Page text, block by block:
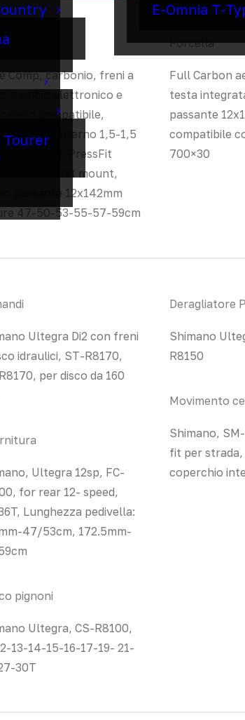
E-Omnia T-
Comp, carbonio, freni a
cambio elettronico e
compatibile,
cavi interno 1,5-1,5
sterzo, BB-PressFit
freni flat mount,
passante 12x142mm
47-50-53-55-57-59cm
Forcella
Full Carbon
testa
passante
compatibile
700×30
Ultegra Di2 con freni
idraulici, ST-R8170,
per disco da 160
Ultegra 12sp, FC-
for rear 12- speed,
Lunghezza pedivella:
47/53cm, 172.5mm-
pignoni
Ultegra, CS-R8100,
13-14-15-16-17-19- 21-
30T
Deragliatore
Shimano
R8150
Movimento
Shimano,
fit per
coperchio